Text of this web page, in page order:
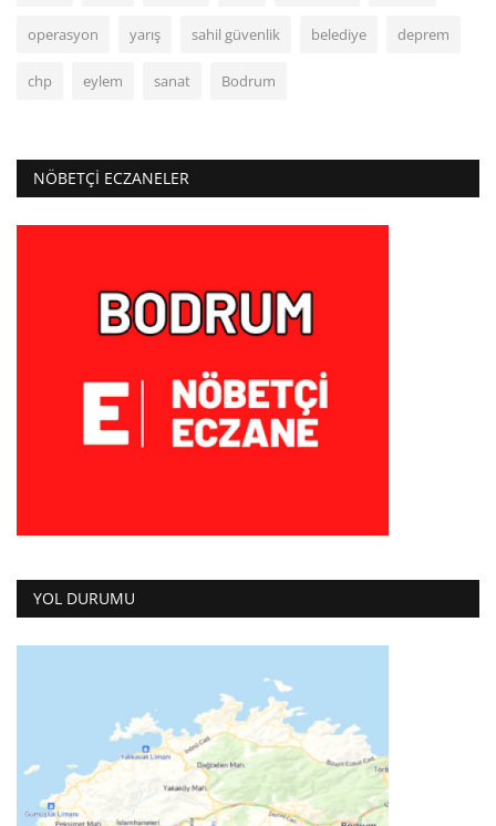
operasyon yarış sahil güvenlik belediye deprem
chp eylem sanat Bodrum
NÖBETÇI ECZANELER
YOL DURUMU